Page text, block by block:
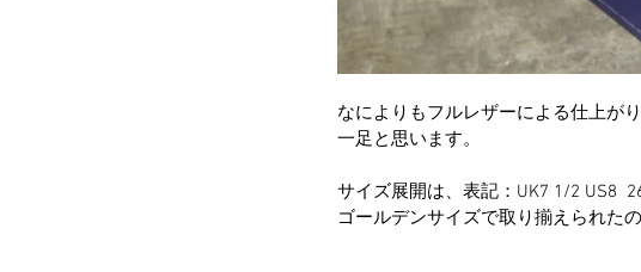
なによりもフルレザーによる仕上が
一足と思います。
サイズ展開は、表記：UK7 1/2 US8
ゴールデンサイズで取り揃えられた